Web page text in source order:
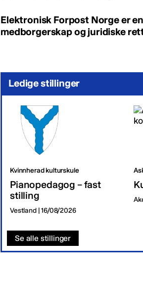
Elektronisk Forpost Norge er
medborgerskap og juridiske
Ledige stillinger
Kvinnherad kulturskule
Pianopedagog – fast
stilling
Vestland | 16/08/2026
Se alle stillinger